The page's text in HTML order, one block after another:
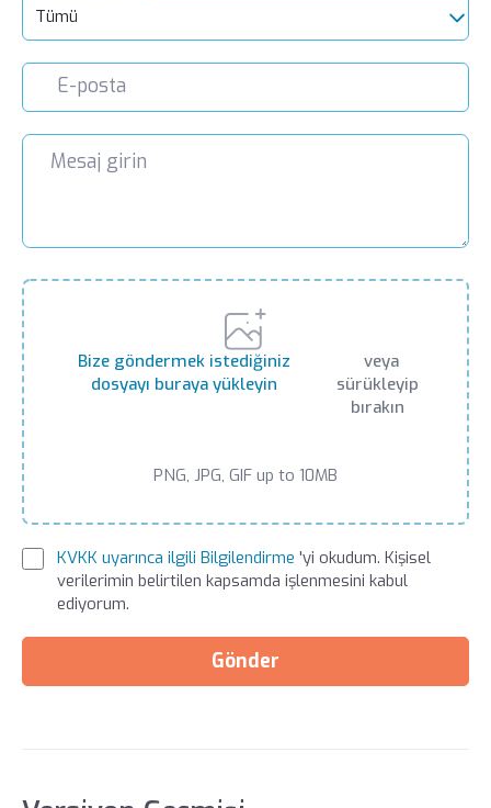
Tümü
Bize göndermek istediğiniz
dosyayı buraya yükleyin
veya
sürükleyip
bırakın
PNG, JPG, GIF up to 10MB
KVKK uyarınca ilgili Bilgilendirme 'yi okudum. Kişisel
verilerimin belirtilen kapsamda işlenmesini kabul
ediyorum.
Gönder